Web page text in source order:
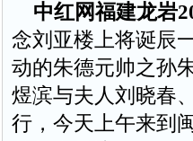
中红网福建龙岩
念刘亚楼上将诞辰
动的朱德元帅之孙
煜滨与夫人刘晓春
行，今天上午来到